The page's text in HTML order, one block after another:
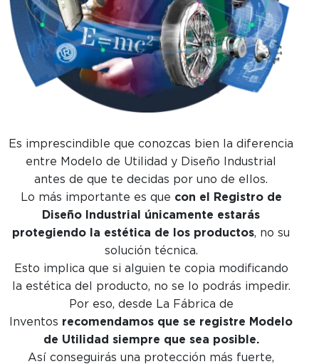
Es imprescindible que conozcas bien la diferencia
entre Modelo de Utilidad y Diseño Industrial
antes de que te decidas por uno de ellos.
Lo más importante es que con el Registro de
Diseño Industrial únicamente estarás
protegiendo la estética de los productos, no su
solución técnica.
Esto implica que si alguien te copia modificando
la estética del producto, no se lo podrás impedir.
Por eso, desde La Fábrica de
Inventos recomendamos que se registre Modelo
de Utilidad siempre que sea posible.
Así conseguirás una protección más fuerte,